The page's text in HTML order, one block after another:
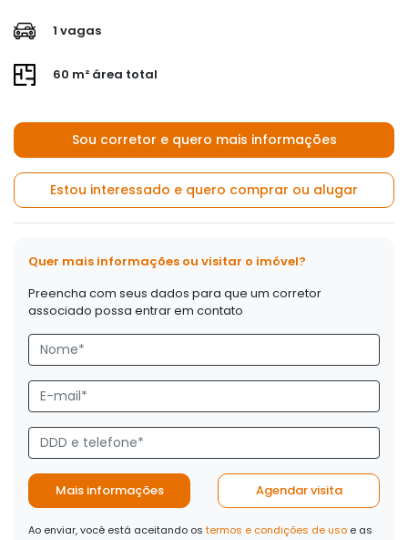
1 vagas
60 m² área total
Sou corretor e quero mais informações
Estou interessado e quero comprar ou alugar
Quer mais informações ou visitar o imóvel?
Preencha com seus dados para que um corretor
associado possa entrar em contato
Mais informações Agendar visita
Ao enviar, você está aceitando os termos e condições de uso e as